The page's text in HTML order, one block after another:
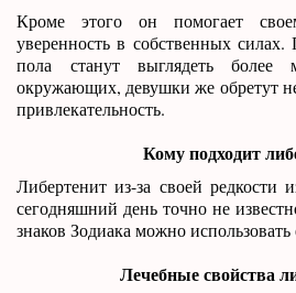
Кроме этого он помогает
уверенность в собственных силах.
пола станут выглядеть более
окружающих, девушки же обретут
привлекательность.
Кому подходит
Либертенит из-за своей редкости
сегодняшний день точно не
знаков Зодиака можно
Лечебные свойства